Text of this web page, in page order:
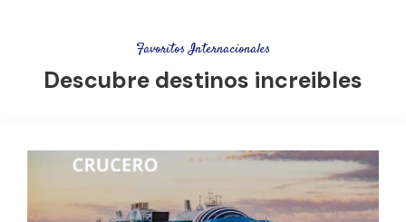
Favoritos Internacionales
Descubre destinos increibles